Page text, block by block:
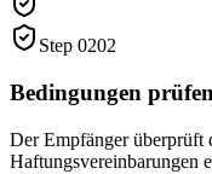
Step 0202
Bedingungen prüfen
Der Empfänger überprüft
Haftungsvereinbarungen